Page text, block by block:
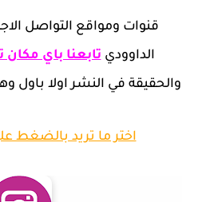
قنوات ومواقع التواصل
الداووديتابعنا باي مكان
والحقيقة في النشر اولا باول
اختر ما تريد بالضغط